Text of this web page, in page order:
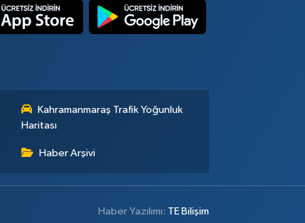
Kahramanmaraş Trafik Yoğunluk
Haritası
Haber Arşivi
Haber Yazılımı: TE Bilişim